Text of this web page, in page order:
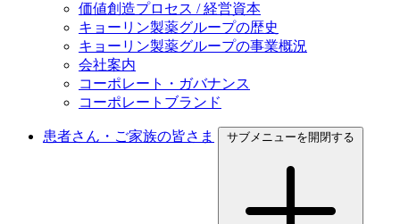
価値創造プロセス / 経営資本
キョーリン製薬グループの歴史
キョーリン製薬グループの事業概況
会社案内
コーポレート・ガバナンス
コーポレートブランド
患者さん・ご家族の皆さま サブメニューを開閉する